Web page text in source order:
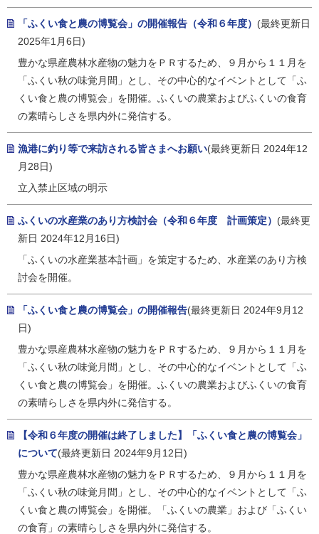
「ふくい食と農の博覧会」の開催報告（令和６年度） (最終更新日
2025年1月6日)
豊かな県産農林水産物の魅力をＰＲするため、９月から１１月を
「ふくい秋の味覚月間」とし、その中心的なイベントとして「ふ
くい食と農の博覧会」を開催。ふくいの農業およびふくいの食育
の素晴らしさを県内外に発信する。
漁港に釣り等で来訪される皆さまへお願い(最終更新日 2024年12
月28日)
立入禁止区域の明示
ふくいの水産業のあり方検討会（令和６年度 計画策定） (最終更
新日 2024年12月16日)
「ふくいの水産業基本計画」を策定するため、水産業のあり方検
討会を開催。
「ふくい食と農の博覧会」の開催報告(最終更新日 2024年9月12
日)
豊かな県産農林水産物の魅力をＰＲするため、９月から１１月を
「ふくい秋の味覚月間」とし、その中心的なイベントとして「ふ
くい食と農の博覧会」を開催。ふくいの農業およびふくいの食育
の素晴らしさを県内外に発信する。
【令和６年度の開催は終了しました】「ふくい食と農の博覧会」
について(最終更新日 2024年9月12日)
豊かな県産農林水産物の魅力をＰＲするため、９月から１１月を
「ふくい秋の味覚月間」とし、その中心的なイベントとして「ふ
くい食と農の博覧会」を開催。「ふくいの農業」および「ふくい
の食育」の素晴らしさを県内外に発信する。